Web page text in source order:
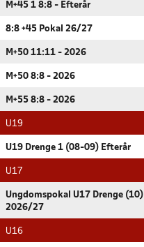
M+45 1 8:8 - Efterår
8:8 +45 Pokal 26/27
M+50 11:11 - 2026
M+50 8:8 - 2026
M+55 8:8 - 2026
U19
U19 Drenge 1 (08-09) Efterår
U17
Ungdomspokal U17 Drenge (10)
2026/27
U16